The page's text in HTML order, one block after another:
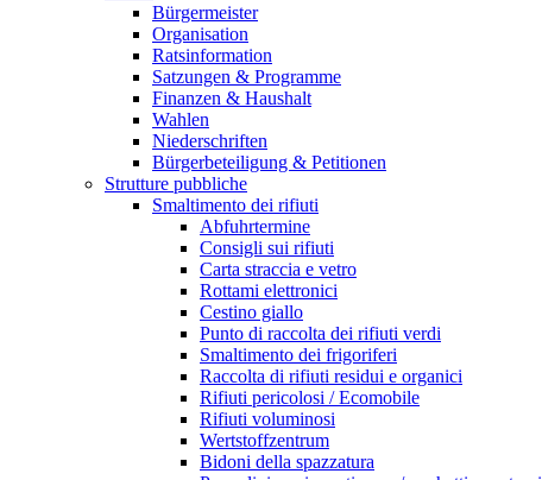
Bürgermeister
Organisation
Ratsinformation
Satzungen & Programme
Finanzen & Haushalt
Wahlen
Niederschriften
Bürgerbeteiligung & Petitionen
Strutture pubbliche
Smaltimento dei rifiuti
Abfuhrtermine
Consigli sui rifiuti
Carta straccia e vetro
Rottami elettronici
Cestino giallo
Punto di raccolta dei rifiuti verdi
Smaltimento dei frigoriferi
Raccolta di rifiuti residui e organici
Rifiuti pericolosi / Ecomobile
Rifiuti voluminosi
Wertstoffzentrum
Bidoni della spazzatura